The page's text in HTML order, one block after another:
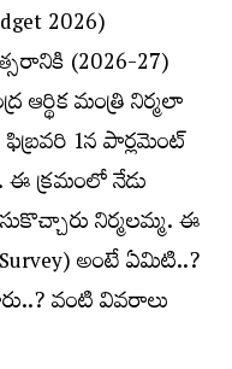
2026)
(2026-27)
ఆర్థిక మంత్రి నిర్మలా
1న పార్లమెంట్‌
ఈ క్రమంలో నేడు
నిర్మలమ్మ. ఈ
అంటే ఏమిటి..?
వంటి వివరాలు